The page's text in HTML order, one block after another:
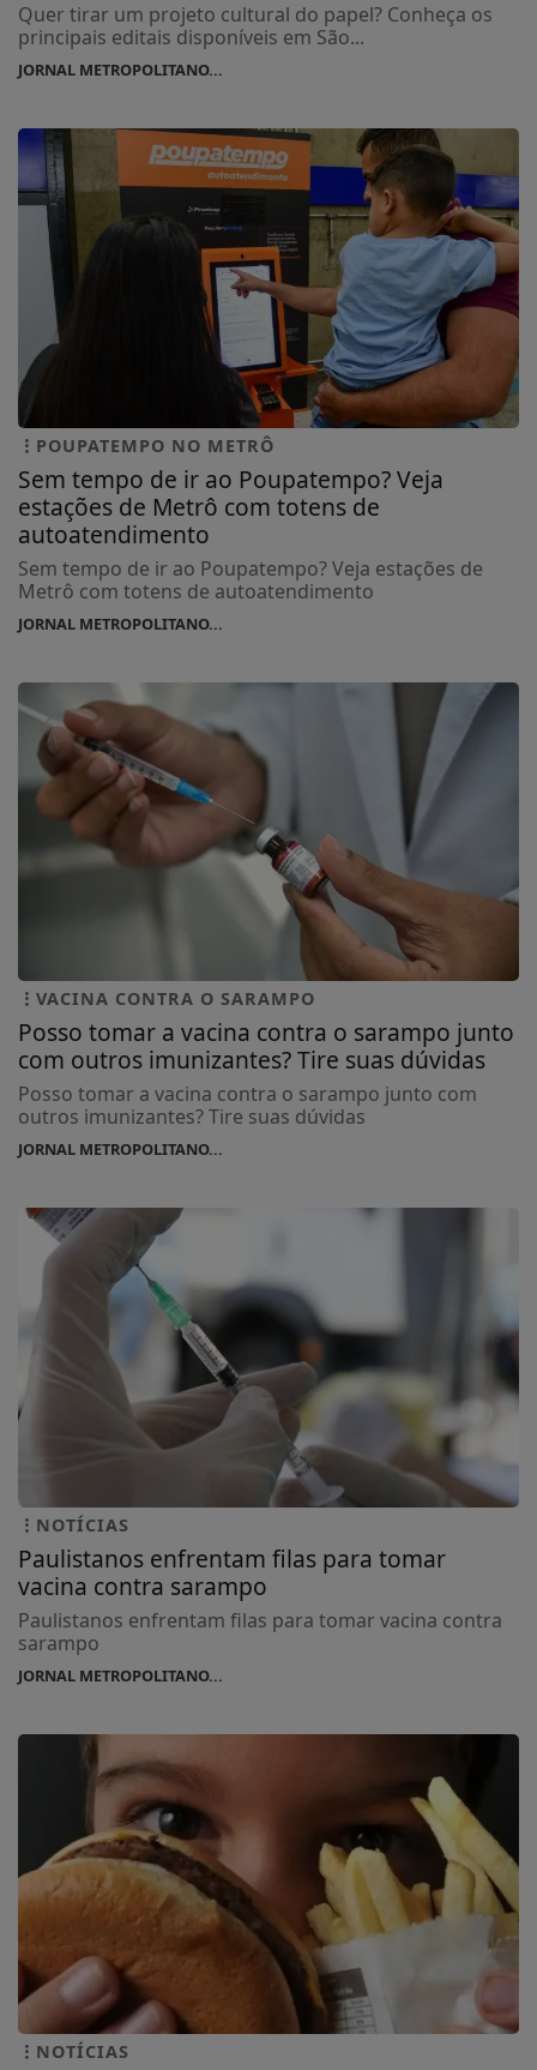
Quer tirar um projeto cultural do papel? Conheça os
principais editais disponíveis em São...
JORNAL METROPOLITANO...
POUPATEMPO NO METRÔ
Sem tempo de ir ao Poupatempo? Veja
estações de Metrô com totens de
autoatendimento
Sem tempo de ir ao Poupatempo? Veja estações de
Metrô com totens de autoatendimento
JORNAL METROPOLITANO...
VACINA CONTRA O SARAMPO
Posso tomar a vacina contra o sarampo junto
com outros imunizantes? Tire suas dúvidas
Posso tomar a vacina contra o sarampo junto com
outros imunizantes? Tire suas dúvidas
JORNAL METROPOLITANO...
NOTÍCIAS
Paulistanos enfrentam filas para tomar
vacina contra sarampo
Paulistanos enfrentam filas para tomar vacina contra
sarampo
JORNAL METROPOLITANO...
NOTÍCIAS